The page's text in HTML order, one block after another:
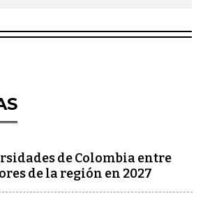
de Colombia entre
de la región en 2027